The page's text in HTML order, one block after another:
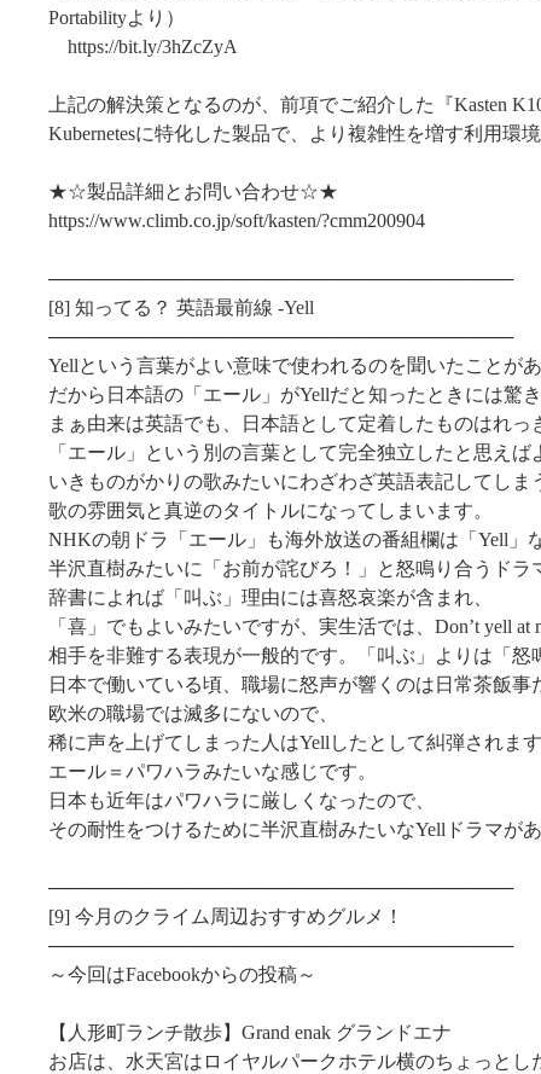
Portabilityより）
https://bit.ly/3hZcZyA
上記の解決策となるのが、前項でご紹介した『Kasten
Kubernetesに特化した製品で、より複雑性を増す利用環
★☆製品詳細とお問い合わせ☆★
https://www.climb.co.jp/soft/kasten/?cmm200904
───────────────────────────────────
[8] 知ってる？ 英語最前線 ‐Yell
───────────────────────────────────
Yellという言葉がよい意味で使われるのを聞いたことが
だから日本語の「エール」がYellだと知ったときには驚
まぁ由来は英語でも、日本語として定着したものはれっ
「エール」という別の言葉として完全独立したと思えば
いきものがかりの歌みたいにわざわざ英語表記してしま
歌の雰囲気と真逆のタイトルになってしまいます。
NHKの朝ドラ「エール」も海外放送の番組欄は「Yell」
半沢直樹みたいに「お前が詫びろ！」と怒鳴り合うドラ
辞書によれば「叫ぶ」理由には喜怒哀楽が含まれ、
「喜」でもよいみたいですが、実生活では、Don’t yell at
相手を非難する表現が一般的です。「叫ぶ」よりは「怒
日本で働いている頃、職場に怒声が響くのは日常茶飯事
欧米の職場では滅多にないので、
稀に声を上げてしまった人はYellしたとして糾弾されま
エール＝パワハラみたいな感じです。
日本も近年はパワハラに厳しくなったので、
その耐性をつけるために半沢直樹みたいなYellドラマが
───────────────────────────────────
[9] 今月のクライム周辺おすすめグルメ！
───────────────────────────────────
～今回はFacebookからの投稿～
【人形町ランチ散歩】Grand enak グランドエナ
お店は、水天宮はロイヤルパークホテル横のちょっとし